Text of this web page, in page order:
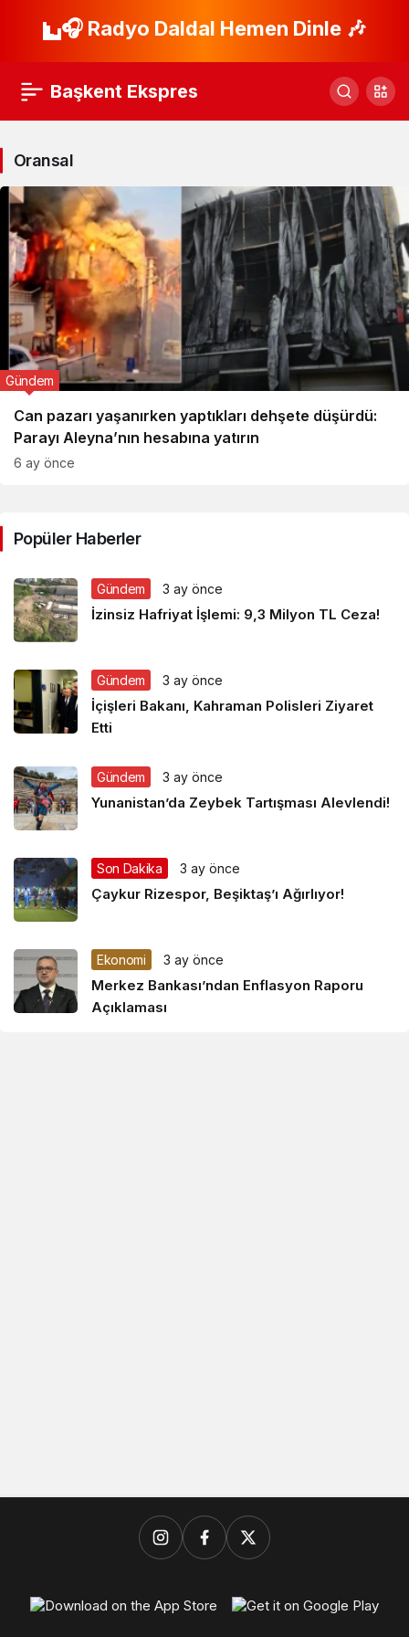
🎧 Radyo Daldal Hemen Dinle 🎶
Başkent Ekspres
Oransal
Can pazarı yaşanırken yaptıkları dehşete düşürdü:
Parayı Aleyna’nın hesabına yatırın
Gündem
6 ay önce
Popüler Haberler
Gündem 3 ay önce
İzinsiz Hafriyat İşlemi: 9,3 Milyon TL Ceza!
Gündem 3 ay önce
İçişleri Bakanı, Kahraman Polisleri Ziyaret
Etti
Gündem 3 ay önce
Yunanistan’da Zeybek Tartışması Alevlendi!
Son Dakika 3 ay önce
Çaykur Rizespor, Beşiktaş’ı Ağırlıyor!
Ekonomi 3 ay önce
Merkez Bankası’ndan Enflasyon Raporu
Açıklaması